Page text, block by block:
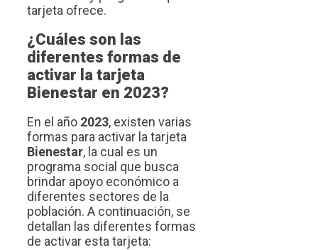
tarjeta ofrece.
¿Cuáles son las
diferentes formas de
activar la tarjeta
Bienestar en 2023?
En el año 2023, existen varias
formas para activar la tarjeta
Bienestar, la cual es un
programa social que busca
brindar apoyo económico a
diferentes sectores de la
población. A continuación, se
detallan las diferentes formas
de activar esta tarjeta: